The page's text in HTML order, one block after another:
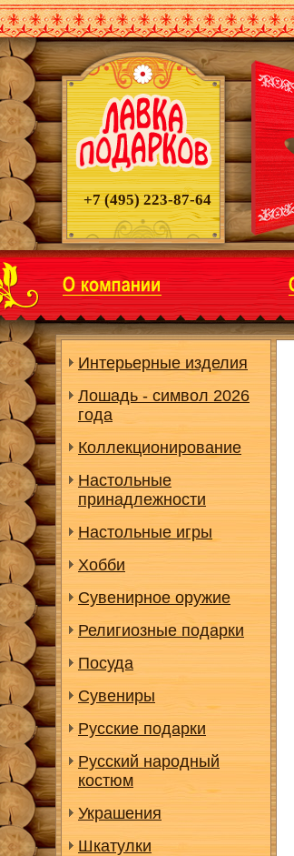
+7 (495) 223-87-64
Интерьерные изделия
Лошадь - символ 2026
года
Коллекционирование
Настольные
принадлежности
Настольные игры
Хобби
Сувенирное оружие
Религиозные подарки
Посуда
Сувениры
Русские подарки
Русский народный
костюм
Украшения
Шкатулки